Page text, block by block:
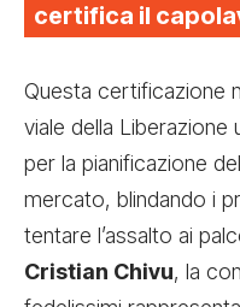
certifica il
Questa certificazione
viale della Liberazione
per la pianificazione
mercato, blindando i
tentare l’assalto ai
Cristian Chivu, la